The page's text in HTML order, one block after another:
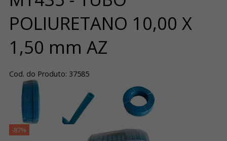
POLIURETANO 10,00 X
1,50 mm AZ
Cod. do Produto: 37585
-87%